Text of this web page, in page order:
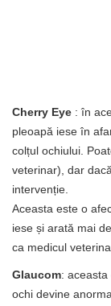
Cherry Eye : în
pleoapă iese în
colțul ochiului.
veterinar), dar
intervenție.
Aceasta este o
iese și arată mai
ca medicul
Glaucom:
ochi devine